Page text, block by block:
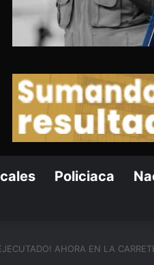
Policiaca
AHORA EN LA